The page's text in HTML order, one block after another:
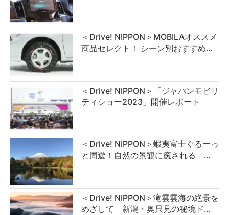
＜Drive! NIPPON＞MOBILAオススメ
商品セレクト！ シーン別おすすめ…
＜Drive! NIPPON＞「ジャパンモビリ
ティショー2023」開催レポート
＜Drive! NIPPON＞蝦夷富士ぐるーっ
と周遊！自然の景観に癒される …
＜Drive! NIPPON＞滝雲雲海の絶景を
めざして 新潟・奥只見の秘境ド…